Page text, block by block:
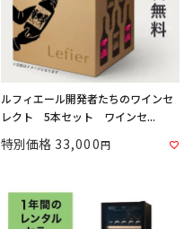
ルフィエール開発者たちのワインセ
レクト 5本セット ワインセ...
特別価格 33,000